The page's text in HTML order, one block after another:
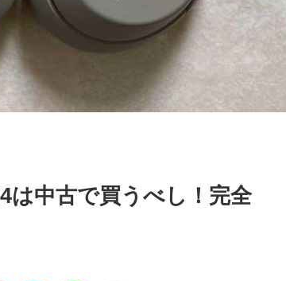
は中古で買うべし！完全